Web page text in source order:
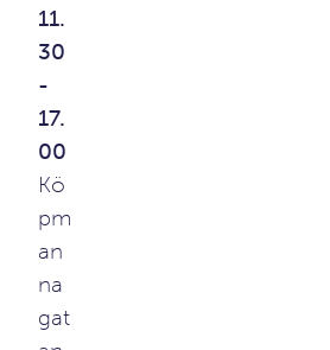
11.
30
-
17.
00
Kö
pm
an
na
gat